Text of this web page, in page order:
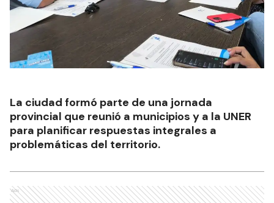
La ciudad formó parte de una jornada
provincial que reunió a municipios y a la UNER
para planificar respuestas integrales a
problemáticas del territorio.
Ads